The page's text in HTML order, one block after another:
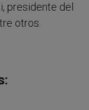
presidente del
otros.